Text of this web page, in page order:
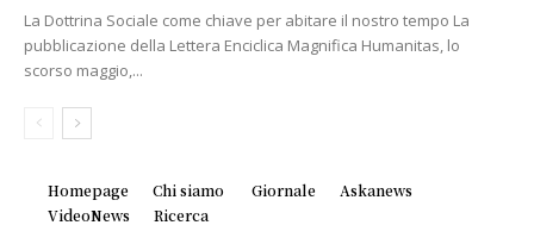
La Dottrina Sociale come chiave per abitare il nostro tempo La
pubblicazione della Lettera Enciclica Magnifica Humanitas, lo
scorso maggio,...
Homepage Chi siamo Giornale
Askanews
VideoNews
Ricerca